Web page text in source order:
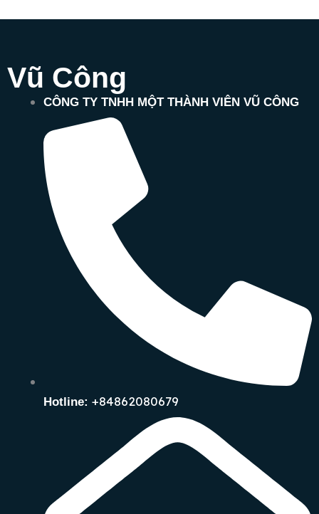
Vũ Công
CÔNG TY TNHH MỘT THÀNH VIÊN VŨ CÔNG
Hotline: +84862080679